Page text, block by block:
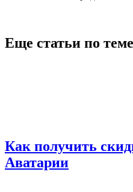
Еще статьи по теме
Как получить
Аватарии